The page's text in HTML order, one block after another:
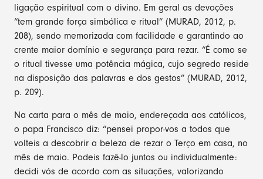
ligação espiritual com o divino. Em geral as devoções
“tem grande força simbólica e ritual” (MURAD, 2012, p.
208), sendo memorizada com facilidade e garantindo ao
crente maior domínio e segurança para rezar. “É como se
o ritual tivesse uma potência mágica, cujo segredo reside
na disposição das palavras e dos gestos” (MURAD, 2012,
p. 209).
Na carta para o mês de maio, endereçada aos católicos,
o papa Francisco diz: “pensei propor-vos a todos que
volteis a descobrir a beleza de rezar o Terço em casa, no
mês de maio. Podeis fazê-lo juntos ou individualmente:
decidi vós de acordo com as situações, valorizando